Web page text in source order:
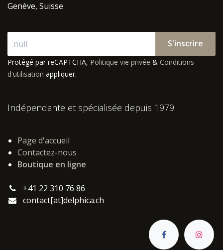
Genève, Suisse
S'inscrire
Protégé par reCAPTCHA, Politique vie privée & Conditions
d'utilisation appliquer.
Indépendante et spécialisée depuis 1979.
Page d'accueil
Contactez-nous
Boutique en ligne
+41 22 310 76 86
contact[at]delphica.ch